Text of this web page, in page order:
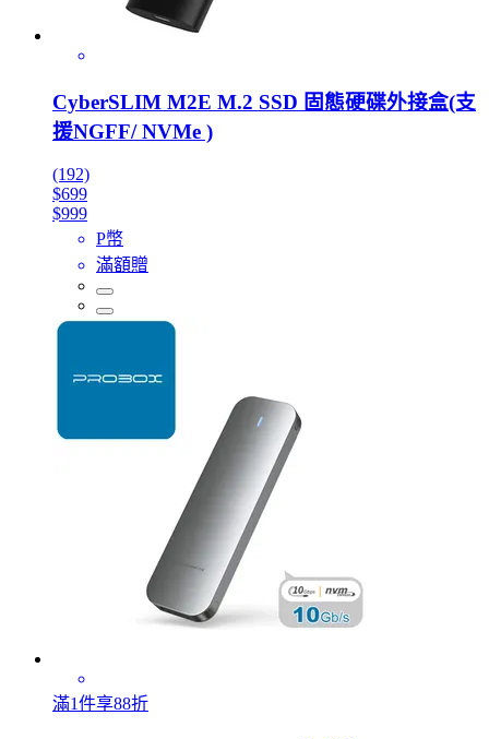
CyberSLIM M2E M.2 SSD 固態硬碟外接盒(支
援NGFF/ NVMe )
(192)
$699
$999
P幣
滿額贈
滿1件享88折